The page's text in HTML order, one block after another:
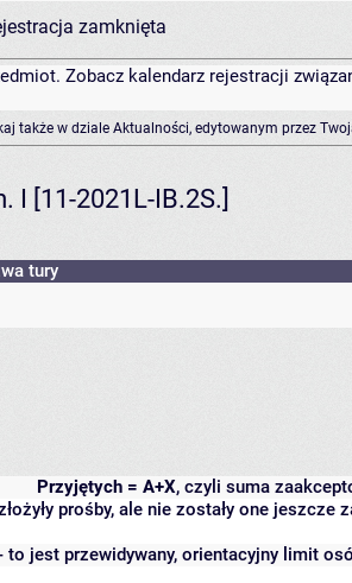
zamknięta
Zobacz kalendarz rejestracji
także w dziale Aktualności, edytowanym przez
I [11-2021L-IB.2S.]
tury
Przyjętych = A+X, czyli suma
prośby, ale nie zostały one
to jest przewidywany, orientacyjny limit